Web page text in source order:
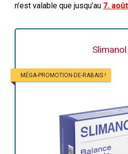
n’est valable que jusqu’au 7.
Slimanol
MÉGA-PROMOTION-DE-RABAIS !